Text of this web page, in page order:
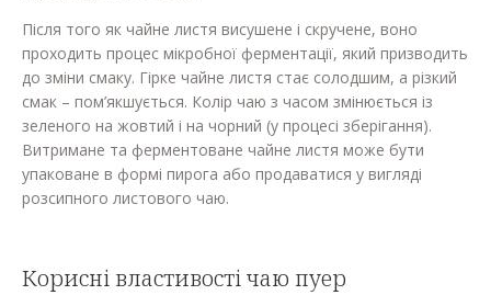
Після того як чайне листя висушене і скручене, воно
проходить процес мікробної ферментації, який призводить
до зміни смаку. Гірке чайне листя стає солодшим, а різкий
смак – пом’якшується. Колір чаю з часом змінюється із
зеленого на жовтий і на чорний (у процесі зберігання).
Витримане та ферментоване чайне листя може бути
упаковане в формі пирога або продаватися у вигляді
розсипного листового чаю.
Корисні властивості чаю пуер